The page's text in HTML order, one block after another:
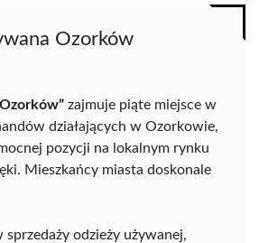
Ozorków
zajmuje piąte miejsce w
działających w Ozorkowie,
pozycji na lokalnym rynku
Mieszkańcy miasta doskonale
sprzedaży odzieży używanej,